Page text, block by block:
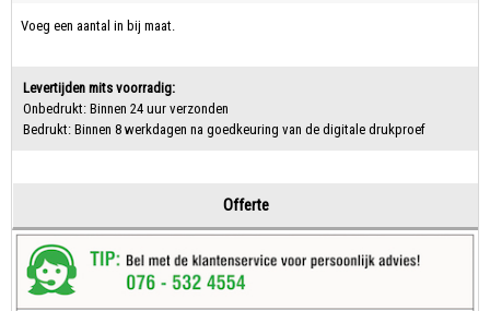
Voeg een aantal in bij maat.
Levertijden mits voorradig:
Onbedrukt: Binnen 24 uur verzonden
Bedrukt: Binnen 8 werkdagen na goedkeuring van de digitale drukproef
Offerte